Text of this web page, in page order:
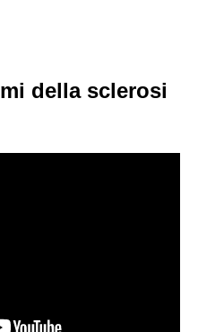
della sclerosi